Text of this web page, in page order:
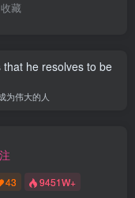
收藏
he resolves to be
为伟大的人
43 9451W+